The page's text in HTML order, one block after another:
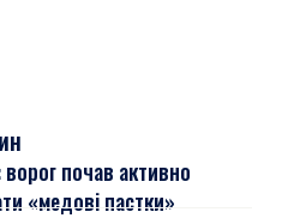
ворог почав активно
«медові пастки»